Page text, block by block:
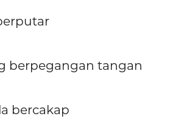
berpegangan tangan
bercakap